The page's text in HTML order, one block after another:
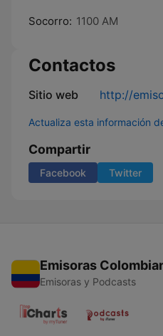
Socorro: 1100 AM
Contactos
Sitio web http://
Actualiza esta información
Compartir
Facebook Twitter
Emisoras
Emisoras y Podcasts